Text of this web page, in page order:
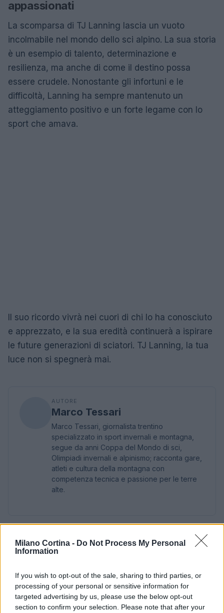
Milano Cortina - Do Not Process My Personal
Information
If you wish to opt-out of the sale, sharing to third parties, or
processing of your personal or sensitive information for
targeted advertising by us, please use the below opt-out
section to confirm your selection. Please note that after your
appassionati
La scomparsa di TJ Lanning lascia un vuoto
incolmabile nel mondo dello sci alpino. La sua storia
è un esempio di talento, determinazione e
resilienza, ma anche di come il destino possa
essere crudele. Nonostante gli infortuni e le
difficoltà, Lanning ha sempre mantenuto un
atteggiamento positivo e un forte legame con lo
sport che amava.
Il suo ricordo vivrà nei cuori di chi lo ha conosciuto
e apprezzato, e la sua eredità continuerà a ispirare
le future generazioni di sciatori. TJ Lanning, la tua
luce non si spegnerà mai.
AUTORE
Marco Tessari
Marco Tessari, giornalista trentino
specializzato in sport invernali e montagna,
segue da anni Coppa del Mondo di sci,
Olimpiadi invernali e alpinismo; racconta gare,
atleti e cultura della montagna con
competenza tecnica e passione per le terre
alte.